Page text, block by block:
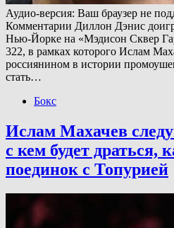
Аудио-версия: Ваш браузер не
Комментарии Диллон Дэнис
Нью-Йорке на «Мэдисон Сквер
322, в рамках которого Ислам
россиянином в истории
стать…
Бокс
Ислам Махачев
с кем будет драться,
поединок с Топурией